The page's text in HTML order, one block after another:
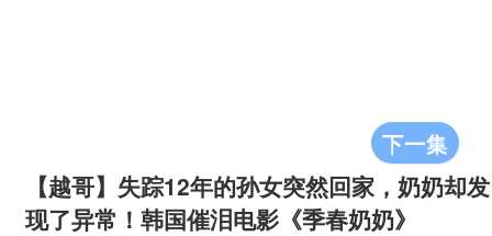
下一集
【越哥】失踪12年的孙女突然回家，奶奶却发
现了异常！韩国催泪电影《季春奶奶》